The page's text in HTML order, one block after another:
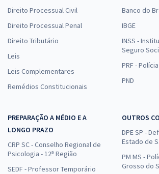
Direito Processual Civil
Direito Processual Penal
Direito Tributário
Leis
Leis Complementares
Remédios Constitucionais
Banco do
IBGE
INSS -
Seguro
PRF -
PND
PREPARAÇÃO A MÉDIO E A
LONGO PRAZO
CRP SC - Conselho Regional de
Psicologia - 12ª Região
SEDF - Professor Temporário
OUTROS
DPE SP -
Estado de
PM MS -
Grosso do